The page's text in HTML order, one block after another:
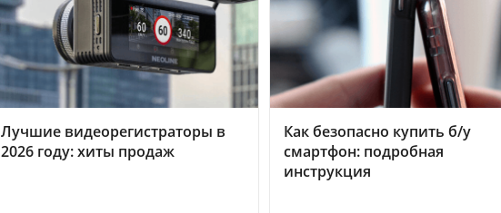
Лучшие видеорегистраторы в
2026 году: хиты продаж
Как безопасно купить б/у
смартфон: подробная
инструкция